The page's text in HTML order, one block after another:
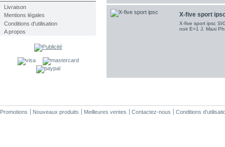
Livraison
Mentions légales
Conditions d'utilisation
A propos
X-five sport
X-five sport ipsc
noir E=1 J. Maxi
Promotions Nouveaux produits Meilleures ventes Contactez-nous Conditions